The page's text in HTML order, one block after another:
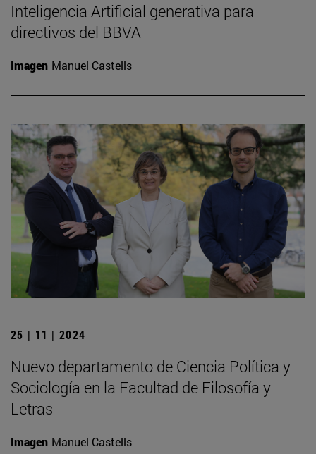
Inteligencia Artificial generativa para
directivos del BBVA
Imagen Manuel Castells
25 | 11 | 2024
Nuevo departamento de Ciencia Política y
Sociología en la Facultad de Filosofía y
Letras
Imagen Manuel Castells